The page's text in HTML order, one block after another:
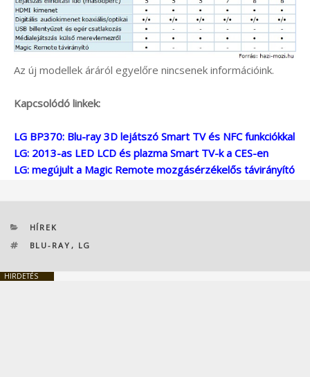
Az új modellek áráról egyelőre nincsenek információink.
Kapcsolódó linkek:
LG BP370: Blu-ray 3D lejátszó Smart TV és NFC funkciókkal
LG: 2013-as LED LCD és plazma Smart TV-k a CES-en
LG: megújult a Magic Remote mozgásérzékelős távirányító
KATEGÓRIÁK
HÍREK
CÍMKÉK
BLU-RAY , LG
HIRDETÉS